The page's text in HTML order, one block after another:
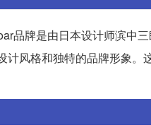
品牌是由日本设计师滨中
计风格和独特的品牌形象